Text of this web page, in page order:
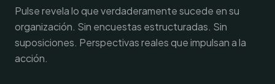
Pulse revela lo que verdaderamente sucede en su
organización. Sin encuestas estructuradas. Sin
suposiciones. Perspectivas reales que impulsan a la
acción.